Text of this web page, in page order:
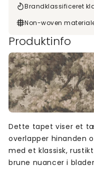
Brandklassificeret
Non-woven
Produktinfo
Dette tapet viser et
overlapper hinanden
med et klassisk,
brune nuancer i